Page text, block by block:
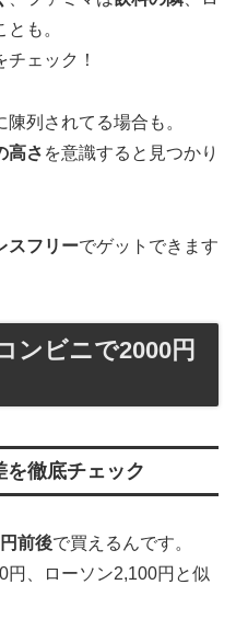
とも。
チェック！
列されてる場合も。
高さ を意識すると見つかり
スフリーでゲットできます
ンビニで2000円
徹底チェック
前後で買えるんです。
円、ローソン2,100円と似